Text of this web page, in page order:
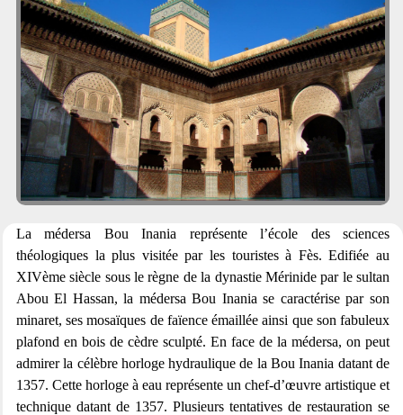
La médersa Bou Inania représente l’école des sciences
théologiques la plus visitée par les touristes à Fès. Edifiée au
XIVème siècle sous le règne de la dynastie Mérinide par le sultan
Abou El Hassan, la médersa Bou Inania se caractérise par son
minaret, ses mosaïques de faïence émaillée ainsi que son fabuleux
plafond en bois de cèdre sculpté. En face de la médersa, on peut
admirer la célèbre horloge hydraulique de la Bou Inania datant de
1357. Cette horloge à eau représente un chef-d’œuvre artistique et
technique datant de 1357. Plusieurs tentatives de restauration se